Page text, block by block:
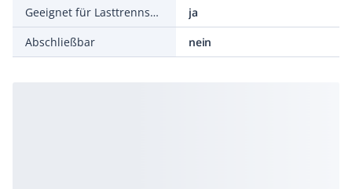
Geeignet für Lasttrennschalter
ja
Abschließbar
nein